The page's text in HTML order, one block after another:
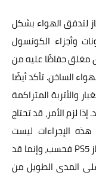
لتدفق الهواء بشكل
وأجزاء الكونسول
مغلق حفاظًا عليه من
الساخن. تأكد أيضًا
والأتربة المتراكمة
لزم الأمر، قد تحتاج
الإجراءات ليست
ضرورية من أجل تحسين أداء الألعاب على جهاز PS5 فحسب، وإنما قد
المدى الطويل من